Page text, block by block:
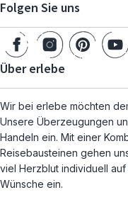
Folgen Sie uns
Über erlebe
Wir bei erlebe möchten
Unsere Überzeugungen
Handeln ein. Mit einer
Reisebausteinen gehen
viel Herzblut individuell
Wünsche ein.